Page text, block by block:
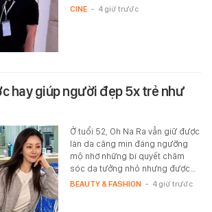
CINE - 4 giờ trước
hay giúp người đẹp 5x trẻ như
Ở tuổi 52, Oh Na Ra vẫn giữ được
làn da căng mịn đáng ngưỡng
mộ nhờ những bí quyết chăm
sóc da tưởng nhỏ nhưng được…
BEAUTY & FASHION - 4 giờ trước